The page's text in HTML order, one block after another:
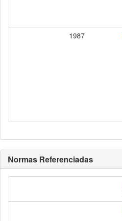
1987
Normas Referenciadas